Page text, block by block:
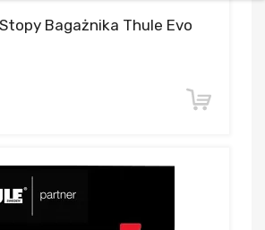
Bagażnika Thule Evo